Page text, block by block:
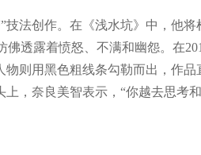
技法创作。在《浅水坑》中，他
透露着愤怒、不满和幽怨。在
则用黑色粗线条勾勒而出，作
，奈良美智表示，“你越去思考